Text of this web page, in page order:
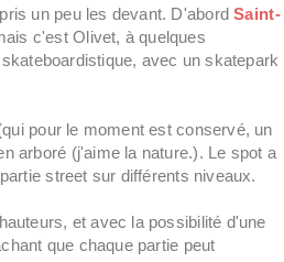
un peu les devant. D'abordSaint-
c'est Olivet, à quelques
avec un skatepark
pour le moment est conservé, un
arboré (j'aime la nature.). Le spot a
street sur différents niveaux.
et avec la possibilité d'une
que chaque partie peut